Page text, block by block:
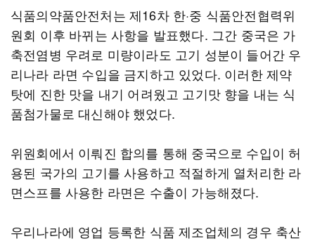
식품의약품안전처는 제16차 한·중 식품안전협력위
원회 이후 바뀌는 사항을 발표했다. 그간 중국은 가
축전염병 우려로 미량이라도 고기 성분이 들어간 우
리나라 라면 수입을 금지하고 있었다. 이러한 제약
탓에 진한 맛을 내기 어려웠고 고기맛 향을 내는 식
품첨가물로 대신해야 했었다.
위원회에서 이뤄진 합의를 통해 중국으로 수입이 허
용된 국가의 고기를 사용하고 적절하게 열처리한 라
면스프를 사용한 라면은 수출이 가능해졌다.
우리나라에 영업 등록한 식품 제조업체의 경우 축산